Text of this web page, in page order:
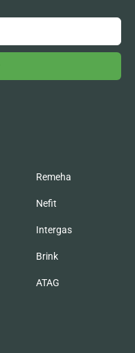
Remeha
Nefit
Intergas
Brink
ATAG